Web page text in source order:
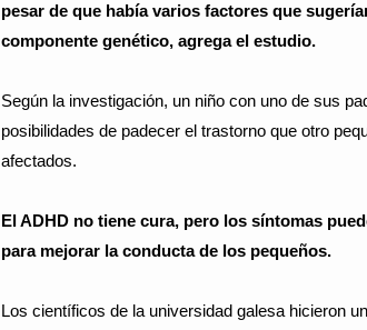
pesar de que había varios factores que
componente genético, agrega el estudio.
Según la investigación, un niño con uno de sus
posibilidades de padecer el trastorno que otro
afectados.
El ADHD no tiene cura, pero los síntomas
para mejorar la conducta de los pequeños.
Los científicos de la universidad galesa hicieron